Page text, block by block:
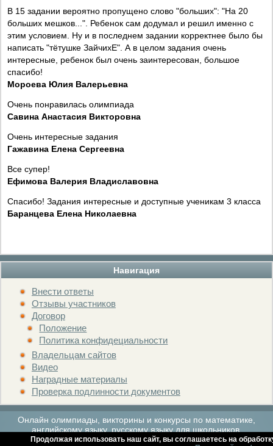
Навигация
Внести ответы
Отзывы участников
Договор
Положение
Политика конфидециальности
Владельцам сайтов
Видео
Наградные материалы
Проверка подлинности документов
В 15 задании вероятно пропущено слово "больших": "На 20
больших мешков...". Ребенок сам додумал и решил именно с
этим условием. Ну и в последнем задании корректнее было бы
написать "тётушке ЗайчихЕ". А в целом задания очень
интересные, ребенок был очень заинтересован, большое
спасибо!
Мороева Юлия Валерьевна
Очень понравилась олимпиада
Савина Анастасия Викторовна
Очень интересные задания
Гажавина Елена Сергеевна
Все супер!
Ефимова Валерия Владиславовна
Спасибо! Задания интересные и доступные ученикам 3 класса
Баранцева Елена Николаевна
Онлайн олимпиады, викторины и конкурсы по математике,
английскому языку, русскому языку для школьников.
Продолжая использовать наш сайт, вы соглашаетесь на